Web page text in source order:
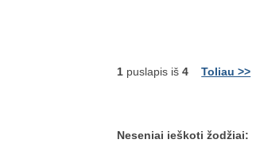
1 puslapis iš4 Toliau >>
Neseniai ieškoti žodžiai: